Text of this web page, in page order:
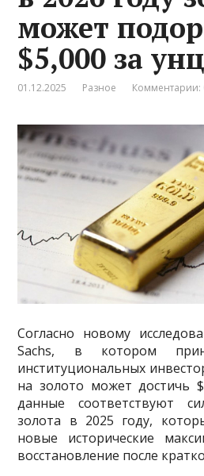
может
$5,000 за
01.12.2025 Разное Комментарии:
Согласно новому
Sachs, в котором
институциональных
на золото может достичь
данные соответствуют
золота в 2025 году,
новые исторические
восстановление после